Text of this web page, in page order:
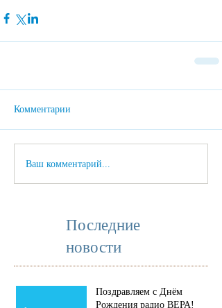
Комментарии
Ваш комментарий...
Последние
новости
Поздравляем с Днём
Рождения радио ВЕРА!